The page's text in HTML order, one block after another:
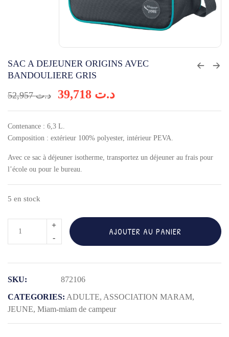
SAC A DEJEUNER ORIGINS AVEC
BANDOULIERE GRIS
د.ت52,957 د.ت
Contenance : 6,3 L.
Composition : extérieur 100% polyester, intérieur PEVA.
Avec ce sac à déjeuner isotherme, transportez un déjeuner au frais pour
l’école ou pour le bureau.
5 en stock
DEJEUNER
ORIGINS
AVEC
BANDOULIERE
AJOUTER AU PANIER
SKU:
872106
CATEGORIES: ADULTE, ASSOCIATION MARAM,
JEUNE, Miam-miam de campeur